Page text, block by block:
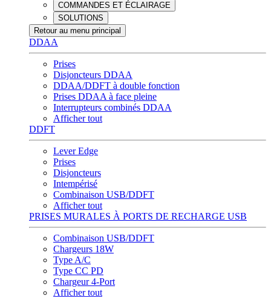
COMMANDES ET ÉCLAIRAGE
SOLUTIONS
Retour au menu principal
DDAA
Prises
Disjoncteurs DDAA
DDAA/DDFT à double fonction
Prises DDAA à face pleine
Interrupteurs combinés DDAA
Afficher tout
DDFT
Lever Edge
Prises
Disjoncteurs
Intempérisé
Combinaison USB/DDFT
Afficher tout
PRISES MURALES À PORTS DE RECHARGE USB
Combinaison USB/DDFT
Chargeurs 18W
Type A/C
Type CC PD
Chargeur 4-Port
Afficher tout